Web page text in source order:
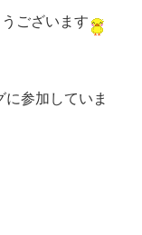
ございます
参加していま